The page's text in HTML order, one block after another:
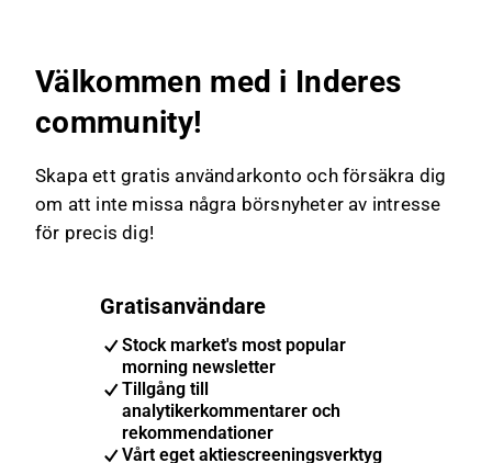
Välkommen med i Inderes
community!
Skapa ett gratis användarkonto och försäkra dig
om att inte missa några börsnyheter av intresse
för precis dig!
Gratisanvändare
Stock market's most popular
morning newsletter
Tillgång till
analytikerkommentarer och
rekommendationer
Vårt eget aktiescreeningsverktyg